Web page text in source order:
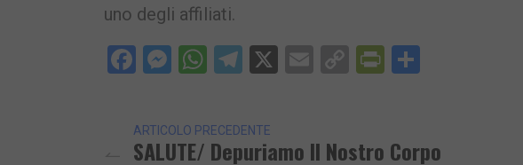
uno degli affiliati.
Facebook
Messenger
WhatsApp
Telegram
X EmailCopyPrintFriendly
ARTICOLO PRECEDENTE
SALUTE/ Depuriamo Il Nostro Corpo